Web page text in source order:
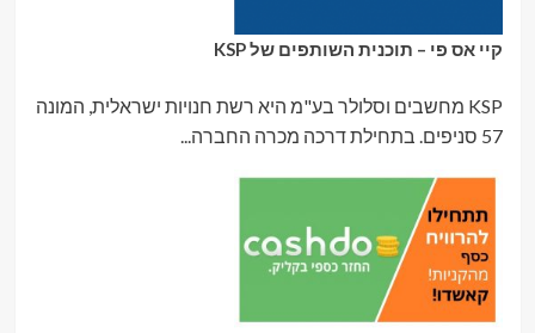
קיי אס פי – תוכנית השותפים של KSP
KSP מחשבים וסלולר בע"מ היא רשת חנויות ישראלית, המונה
57 סניפים. בתחילת דרכה מכרה החברה...